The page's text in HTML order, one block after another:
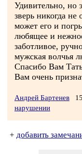
Удивительно, но
зверь никогда не
может его и
любящее и
заботливое,
мужская волчья
Спасибо Вам
Вам очень
Андрей Бартенев
нарушении
+ добавить